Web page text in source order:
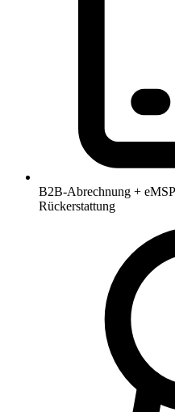
B2B-Abrechnung +
Rückerstattung